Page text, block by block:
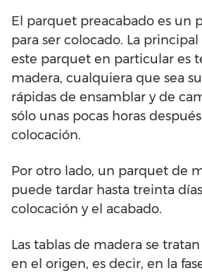
El parquet preacabado es un
para ser colocado. La
este parquet en particular es
madera, cualquiera que sea
rápidas de ensamblar y de
sólo unas pocas horas
colocación.
Por otro lado, un parquet de
puede tardar hasta treinta
colocación y el acabado.
Las tablas de madera se
en el origen, es decir, en la